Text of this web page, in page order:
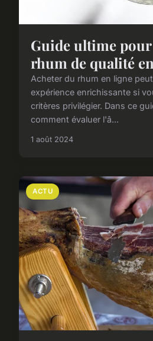
Guide ultime
rhum de qualité
Acheter du rhum en ligne
expérience enrichissante si
critères privilégier. Dans ce
comment évaluer l'â...
1 août 2024
ACTU